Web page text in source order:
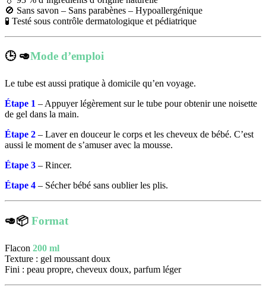
🚫 Sans savon – Sans parabènes – Hypoallergénique
🧪 Testé sous contrôle dermatologique et pédiatrique
🕒 🥑Mode d’emploi
Le tube est aussi pratique à domicile qu’en voyage.
Étape 1 – Appuyer légèrement sur le tube pour obtenir une noisette
de gel dans la main.
Étape 2 – Laver en douceur le corps et les cheveux de bébé. C’est
aussi le moment de s’amuser avec la mousse.
Étape 3 – Rincer.
Étape 4 – Sécher bébé sans oublier les plis.
🥑📦 Format
Flacon 200 ml
Texture : gel moussant doux
Fini : peau propre, cheveux doux, parfum léger